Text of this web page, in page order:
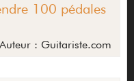
100 pédales
: Guitariste.com